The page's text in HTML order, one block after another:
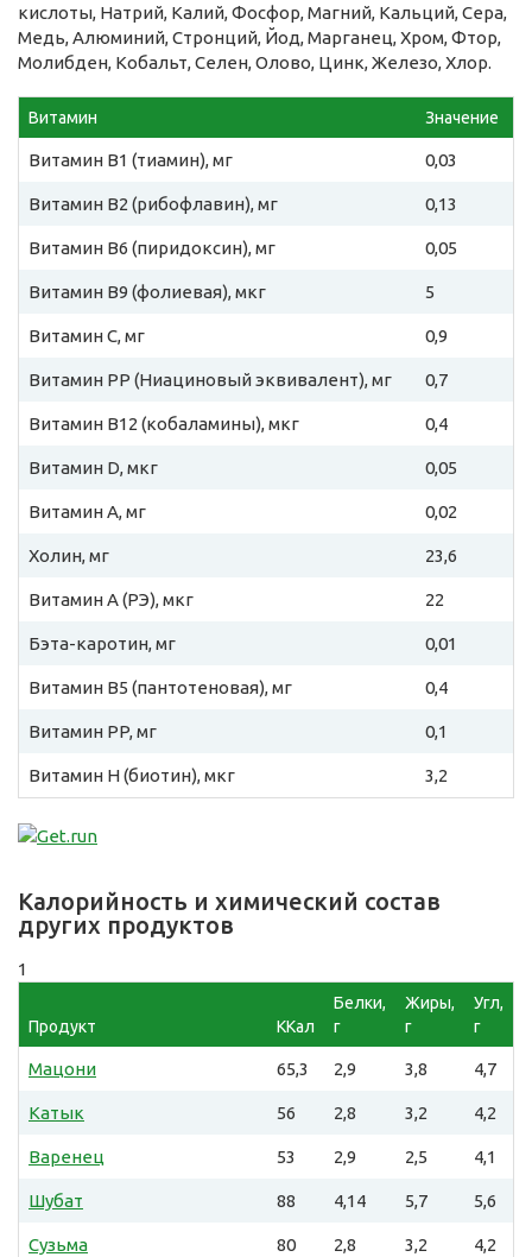
кислоты, Натрий, Калий, Фосфор, Магний, Кальций, Сера,
Медь, Алюминий, Стронций, Йод, Марганец, Хром, Фтор,
Молибден, Кобальт, Селен, Олово, Цинк, Железо, Хлор.
Витамин Значение
Витамин B1 (тиамин), мг 0,03
Витамин B2 (рибофлавин), мг 0,13
Витамин B6 (пиридоксин), мг 0,05
Витамин B9 (фолиевая), мкг 5
Витамин C, мг 0,9
Витамин PP (Ниациновый эквивалент), мг 0,7
Витамин B12 (кобаламины), мкг 0,4
Витамин D, мкг 0,05
Витамин A, мг 0,02
Холин, мг 23,6
Витамин A (РЭ), мкг 22
Бэта-каротин, мг 0,01
Витамин B5 (пантотеновая), мг 0,4
Витамин PP, мг 0,1
Витамин H (биотин), мкг 3,2
Калорийность и химический состав
других продуктов
1
Продукт ККал
Белки,
г
Жиры,
г
Угл,
г
Мацони 65,3 2,9 3,8 4,7
Катык 56 2,8 3,2 4,2
Варенец 53 2,9 2,5 4,1
Шубат 88 4,14 5,7 5,6
Сузьма 80 2,8 3,2 4,2